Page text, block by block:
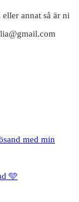
annat så är ni
med min
🩵